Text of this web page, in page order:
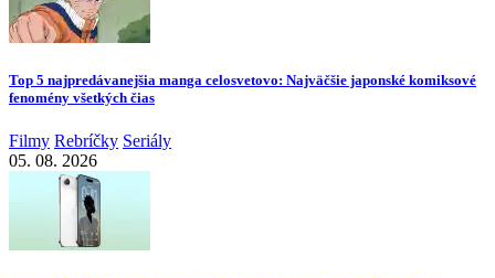
Top 5 najpredávanejšia manga celosvetovo: Najväčšie japonské komiksové
fenomény všetkých čias
Filmy Rebríčky Seriály
05. 08. 2026